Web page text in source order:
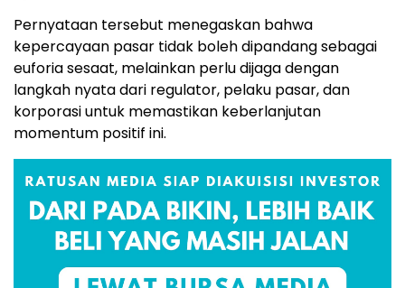
Pernyataan tersebut menegaskan bahwa
kepercayaan pasar tidak boleh dipandang sebagai
euforia sesaat, melainkan perlu dijaga dengan
langkah nyata dari regulator, pelaku pasar, dan
korporasi untuk memastikan keberlanjutan
momentum positif ini.